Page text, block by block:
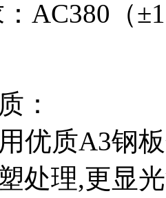
AC380（
：
优质A3钢
处理,更显